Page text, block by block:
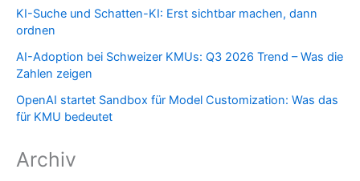
KI-Suche und Schatten-KI: Erst sichtbar machen, dann
ordnen
AI-Adoption bei Schweizer KMUs: Q3 2026 Trend – Was die
Zahlen zeigen
OpenAI startet Sandbox für Model Customization: Was das
für KMU bedeutet
Archiv